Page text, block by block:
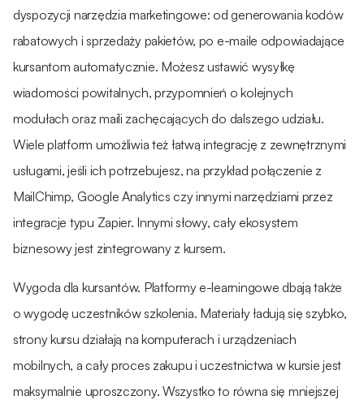
dyspozycji narzędzia marketingowe: od generowania kodów
rabatowych i sprzedaży pakietów, po e-maile odpowiadające
kursantom automatycznie. Możesz ustawić wysyłkę
wiadomości powitalnych, przypomnień o kolejnych
modułach oraz maili zachęcających do dalszego udziału.
Wiele platform umożliwia też łatwą integrację z zewnętrznymi
usługami, jeśli ich potrzebujesz, na przykład połączenie z
MailChimp, Google Analytics czy innymi narzędziami przez
integracje typu Zapier​. Innymi słowy, cały ekosystem
biznesowy jest zintegrowany z kursem.
Wygoda dla kursantów. Platformy e-learningowe dbają także
o wygodę uczestników szkolenia. Materiały ładują się szybko,
strony kursu działają na komputerach i urządzeniach
mobilnych, a cały proces zakupu i uczestnictwa w kursie jest
maksymalnie uproszczony. Wszystko to równa się mniejszej